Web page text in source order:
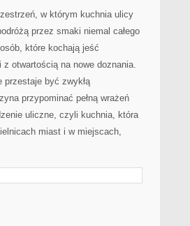
w którym kuchnia ulicy
przez smaki niemal całego
które kochają jeść
otwartością na nowe doznania.
przestaje być zwykłą
przypominać pełną wrażeń
uliczne, czyli kuchnia, która
miast i w miejscach,